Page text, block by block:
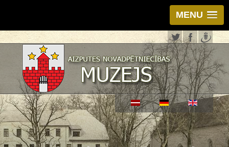
MENU